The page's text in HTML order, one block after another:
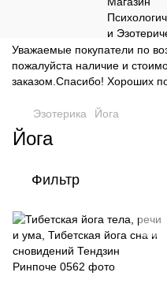
Уважаемые покупатели по
пожалуйста наличие и
заказом.Спасибо! Хороших
Эзотерика Йога
Йога
Фильтр